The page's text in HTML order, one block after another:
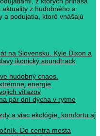
z hudobného a
a podujatia, ktoré vnášajú
na Slovensku. Kyle Dixon a
ikonický soundtrack
hudobný chaos.
energie
víťazov
pár dní dýcha v rytme
a viac ekológie, komfortu aj
Do centra mesta